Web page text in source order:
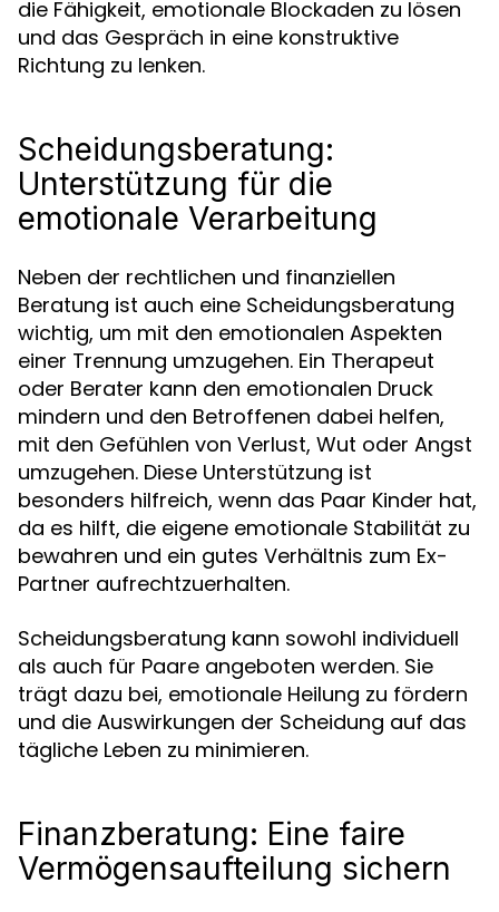
die Fähigkeit, emotionale Blockaden zu lösen
und das Gespräch in eine konstruktive
Richtung zu lenken.
Scheidungsberatung:
Unterstützung für die
emotionale Verarbeitung
Neben der rechtlichen und finanziellen
Beratung ist auch eine Scheidungsberatung
wichtig, um mit den emotionalen Aspekten
einer Trennung umzugehen. Ein Therapeut
oder Berater kann den emotionalen Druck
mindern und den Betroffenen dabei helfen,
mit den Gefühlen von Verlust, Wut oder Angst
umzugehen. Diese Unterstützung ist
besonders hilfreich, wenn das Paar Kinder hat,
da es hilft, die eigene emotionale Stabilität zu
bewahren und ein gutes Verhältnis zum Ex-
Partner aufrechtzuerhalten.
Scheidungsberatung kann sowohl individuell
als auch für Paare angeboten werden. Sie
trägt dazu bei, emotionale Heilung zu fördern
und die Auswirkungen der Scheidung auf das
tägliche Leben zu minimieren.
Finanzberatung: Eine faire
Vermögensaufteilung sichern